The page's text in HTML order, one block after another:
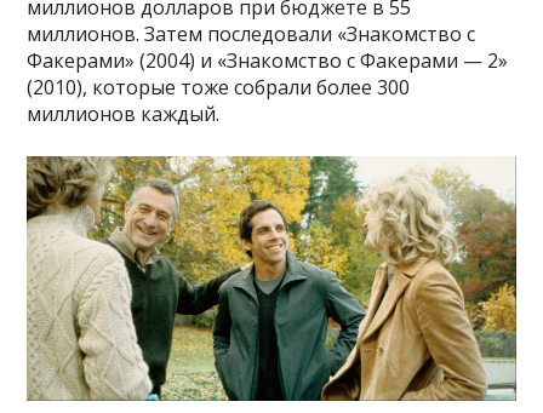
миллионов долларов при бюджете в 55
миллионов. Затем последовали «Знакомство с
Факерами» (2004) и «Знакомство с Факерами — 2»
(2010), которые тоже собрали более 300
миллионов каждый.